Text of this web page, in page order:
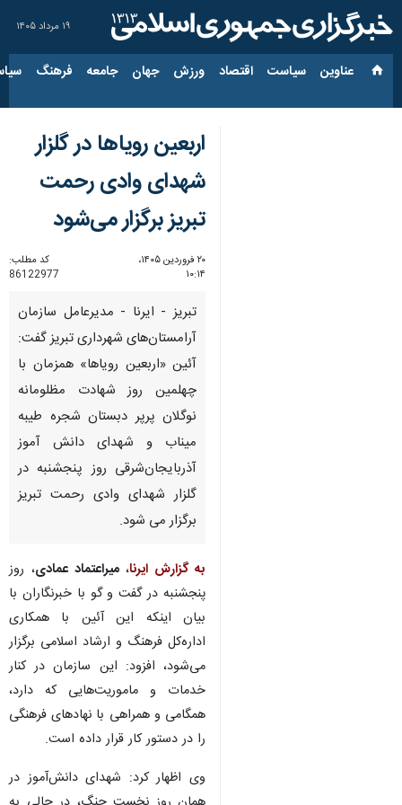
۱۹ مرداد ۱۴۰۵
عناوین‌ سیاست اقتصاد ورزش جهان جامعه فرهنگ
اربعین رویاها در گلزار
شهدای وادی رحمت
تبریز برگزار می‌شود
۲۰ فروردین ۱۴۰۵،
۱۰:۱۴
کد مطلب:
86122977
تبریز - ایرنا - مدیرعامل سازمان
آرامستان‌های شهرداری تبریز گفت:
آئین «اربعین رویاها» همزمان با
چهلمین روز شهادت مظلومانه
نوگلان پرپر دبستان شجره طیبه
میناب و شهدای دانش آموز
آذربایجان‌شرقی روز پنجشنبه در
گلزار شهدای وادی رحمت تبریز
برگزار می شود.
به گزارش ایرنا، میراعتماد عمادی، روز
پنجشنبه در گفت و گو با خبرنگاران با
بیان اینکه این آئین با همکاری
اداره‌کل فرهنگ و ارشاد اسلامی برگزار
می‌شود، افزود: این سازمان در کنار
خدمات و ماموریت‌هایی که دارد،
همگامی و همراهی با نهادهای فرهنگی
را در دستور کار قرار داده است.
وی اظهار کرد: شهدای دانش‌آموز در